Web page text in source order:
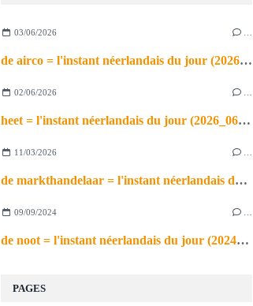
03/06/2026
de airco = l'instant néerlandais du jour (2026_06_03)
02/06/2026
heet = l'instant néerlandais du jour (2026_06_02)
11/03/2026
de markthandelaar = l'instant néerlandais du jour (2026_03_11)
09/09/2024
de noot = l'instant néerlandais du jour (2024_09_09)
PAGES